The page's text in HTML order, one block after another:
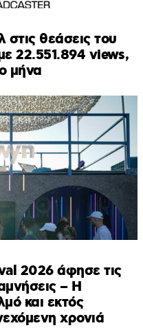
θεάσεις του
22.551.894 views,
μήνα
2026 άφησε τις
– Η
και εκτός
χρονιά